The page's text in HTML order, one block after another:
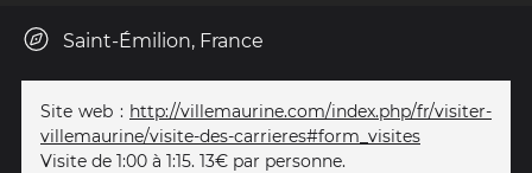
Saint-Émilion, France
Site web : http://villemaurine.com/index.php/fr/visiter-
villemaurine/visite-des-carrieres#form_visites
Visite de 1:00 à 1:15. 13€ par personne.